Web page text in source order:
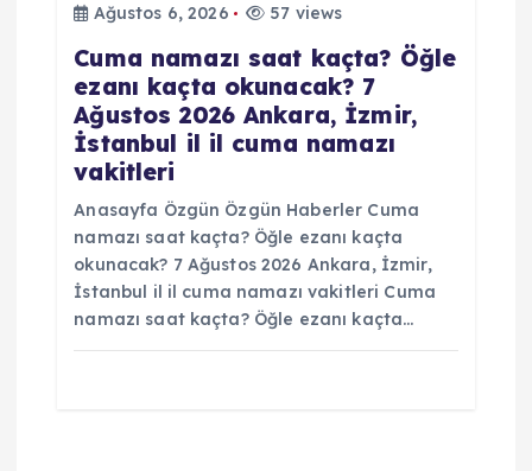
Ağustos 6, 2026
57 views
Cuma namazı saat kaçta? Öğle
ezanı kaçta okunacak? 7
Ağustos 2026 Ankara, İzmir,
İstanbul il il cuma namazı
vakitleri
Anasayfa Özgün Özgün Haberler Cuma
namazı saat kaçta? Öğle ezanı kaçta
okunacak? 7 Ağustos 2026 Ankara, İzmir,
İstanbul il il cuma namazı vakitleri Cuma
namazı saat kaçta? Öğle ezanı kaçta…